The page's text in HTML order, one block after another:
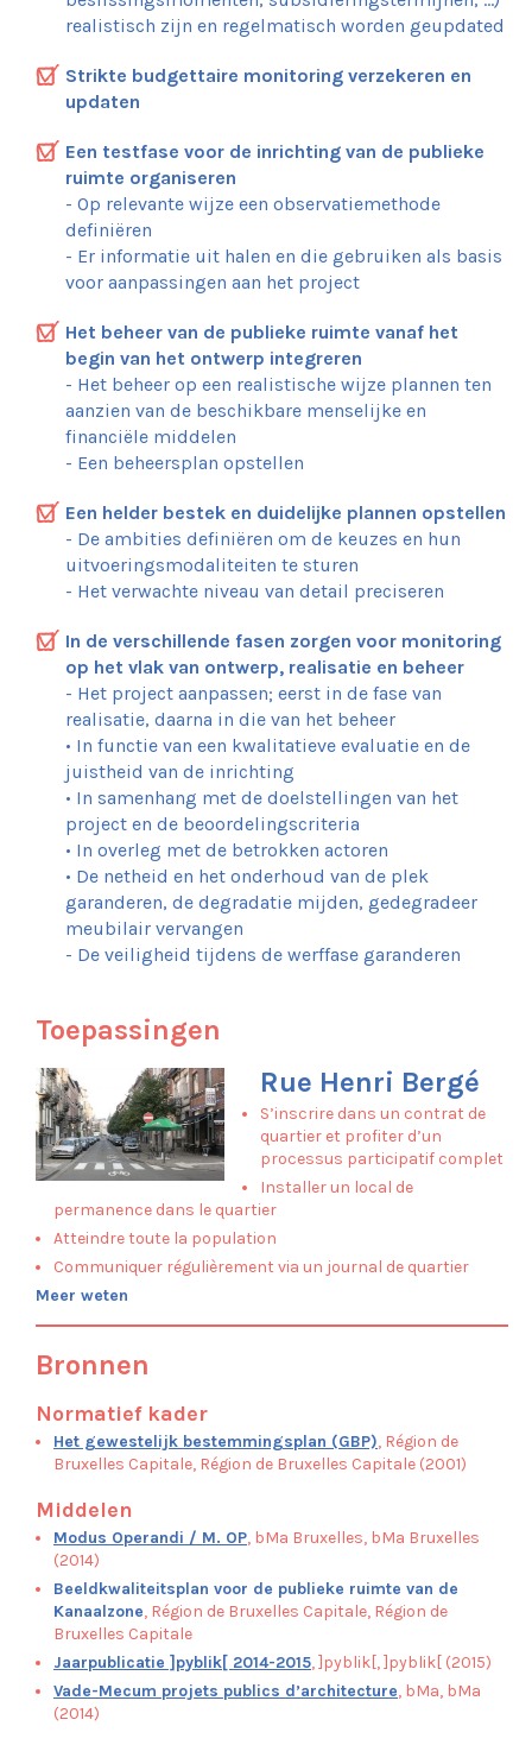
realistisch zijn en regelmatisch worden geupdated
Strikte budgettaire monitoring verzekeren en
updaten
Een testfase voor de inrichting van de publieke
ruimte organiseren
- Op relevante wijze een observatiemethode
definiëren
- Er informatie uit halen en die gebruiken als basis
voor aanpassingen aan het project
Het beheer van de publieke ruimte vanaf het
begin van het ontwerp integreren
- Het beheer op een realistische wijze plannen ten
aanzien van de beschikbare menselijke en
financiële middelen
- Een beheersplan opstellen
Een helder bestek en duidelijke plannen opstellen
- De ambities definiëren om de keuzes en hun
uitvoeringsmodaliteiten te sturen
- Het verwachte niveau van detail preciseren
In de verschillende fasen zorgen voor monitoring
op het vlak van ontwerp, realisatie en beheer
- Het project aanpassen; eerst in de fase van
realisatie, daarna in die van het beheer
• In functie van een kwalitatieve evaluatie en de
juistheid van de inrichting
• In samenhang met de doelstellingen van het
project en de beoordelingscriteria
• In overleg met de betrokken actoren
• De netheid en het onderhoud van de plek
garanderen, de degradatie mijden, gedegradeer
meubilair vervangen
- De veiligheid tijdens de werffase garanderen
Toepassingen
Rue Henri Bergé
S’inscrire dans un contrat de
quartier et profiter d’un
processus participatif complet
Installer un local de
permanence dans le quartier
Atteindre toute la population
Communiquer régulièrement via un journal de quartier
Meer weten
Bronnen
Normatief kader
Het gewestelijk bestemmingsplan (GBP), Région de
Bruxelles Capitale, Région de Bruxelles Capitale (2001)
Middelen
Modus Operandi / M. OP, bMa Bruxelles, bMa Bruxelles
(2014)
Beeldkwaliteitsplan voor de publieke ruimte van de
Kanaalzone, Région de Bruxelles Capitale, Région de
Bruxelles Capitale
Jaarpublicatie ]pyblik[ 2014-2015, ]pyblik[, ]pyblik[ (2015)
Vade-Mecum projets publics d’architecture, bMa, bMa
(2014)